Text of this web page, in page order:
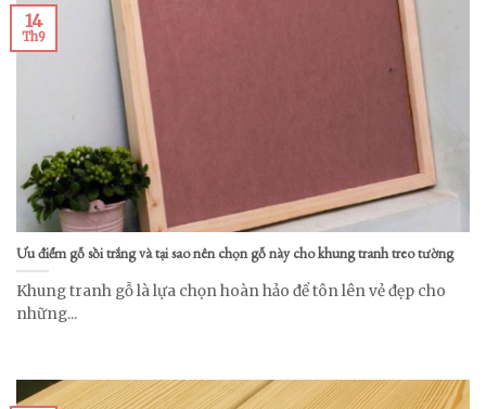
Ưu điểm gỗ sồi trắng và tại sao nên chọn gỗ này cho khung tranh treo tường
Khung tranh gỗ là lựa chọn hoàn hảo để tôn lên vẻ đẹp cho
những...
14
Th9